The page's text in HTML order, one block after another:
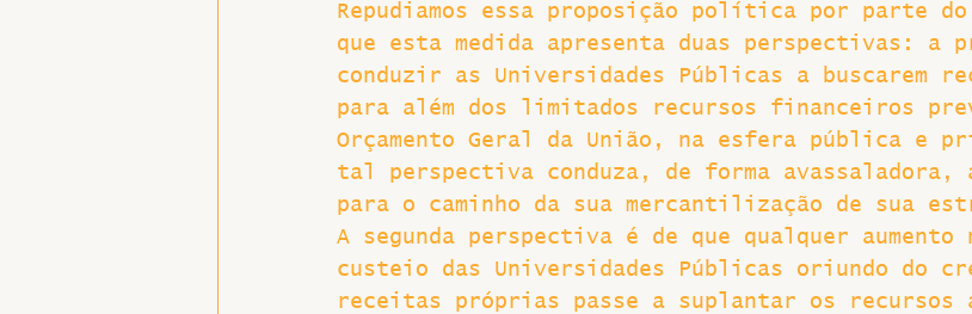
Repudiamos essa proposição política por parte do
que esta medida apresenta duas perspectivas: a
conduzir as Universidades Públicas a buscarem
para além dos limitados recursos financeiros
Orçamento Geral da União, na esfera pública e
tal perspectiva conduza, de forma avassaladora,
para o caminho da sua mercantilização de sua
A segunda perspectiva é de que qualquer aumento
custeio das Universidades Públicas oriundo do
receitas próprias passe a suplantar os recursos